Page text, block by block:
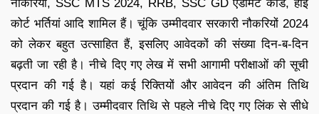
नौकरियां, SSC MTS 2024, RRB, SSC GD एडमिट कार्ड, हाई
कोर्ट भर्तियां आदि शामिल हैं। चूंकि उम्मीदवार सरकारी नौकरियों 2024
को लेकर बहुत उत्साहित हैं, इसलिए आवेदकों की संख्या दिन-ब-दिन
बढ़ती जा रही है। नीचे दिए गए लेख में सभी आगामी परीक्षाओं की सूची
प्रदान की गई है। यहां कई रिक्तियों और आवेदन की अंतिम तिथि
प्रदान की गई है। उम्मीदवार तिथि से पहले नीचे दिए गए लिंक से सीधे